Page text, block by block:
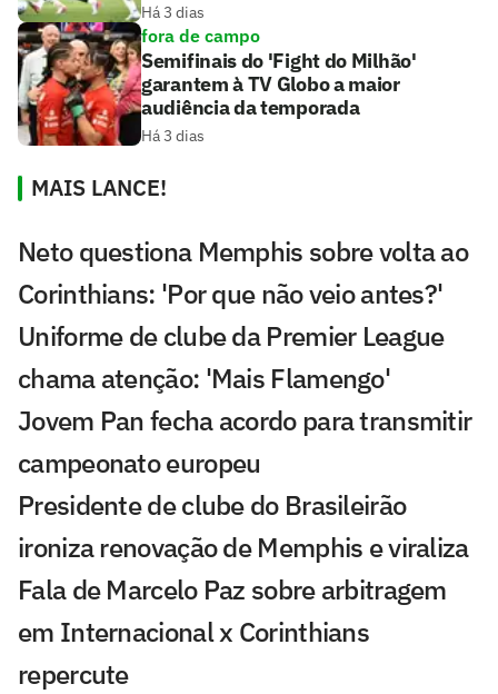
Há 3 dias
fora de campo
Semifinais do 'Fight do Milhão'
garantem à TV Globo a maior
audiência da temporada
Há 3 dias
MAIS LANCE!
Neto questiona Memphis sobre volta ao
Corinthians: 'Por que não veio antes?'
Uniforme de clube da Premier League
chama atenção: 'Mais Flamengo'
Jovem Pan fecha acordo para transmitir
campeonato europeu
Presidente de clube do Brasileirão
ironiza renovação de Memphis e viraliza
Fala de Marcelo Paz sobre arbitragem
em Internacional x Corinthians
repercute